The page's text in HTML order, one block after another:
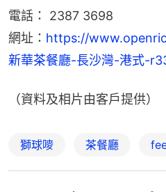
電話： 2387 3698
網址： https://
新華茶餐廳-長沙灣-港式-
（資料及相片由客戶提供）
獅球嘜 茶餐廳